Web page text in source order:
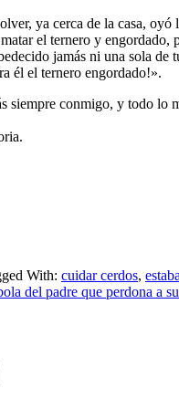
ya cerca de la casa,
el ternero y
jamás ni una sola
él el ternero engordado!».
siempre conmigo, y todo lo
With: cuidar cerdos,
del padre que perdona a